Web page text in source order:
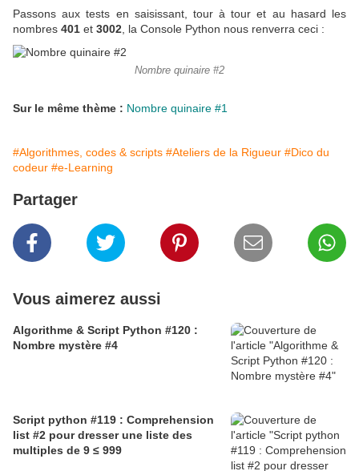
Passons aux tests en saisissant, tour à tour et au hasard les
nombres 401 et 3002 , la Console Python nous renverra ceci :
Nombre quinaire #2
Sur le même thème : Nombre quinaire #1
#Algorithmes, codes & scripts #Ateliers de la Rigueur #Dico du
codeur #e-Learning
Partager
Vous aimerez aussi
Algorithme & Script Python #120 :
Nombre mystère #4
Script python #119 : Comprehension
list #2 pour dresser une liste des
multiples de 9 ≤ 999